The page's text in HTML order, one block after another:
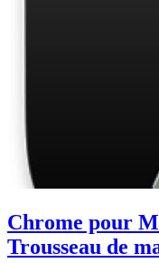
Chrome pour
Trousseau de